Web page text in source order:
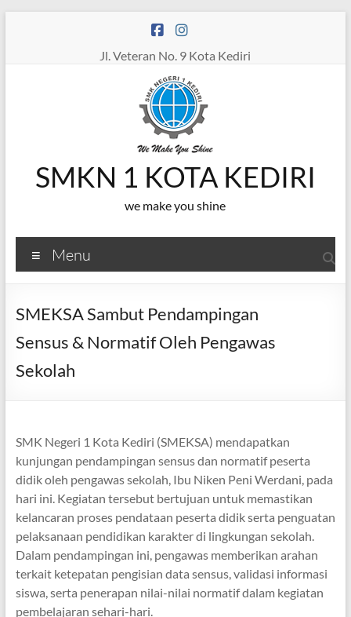
Jl. Veteran No. 9 Kota Kediri
SMKN 1 KOTA KEDIRI
we make you shine
Menu
SMEKSA Sambut Pendampingan
Sensus & Normatif Oleh Pengawas
Sekolah
SMK Negeri 1 Kota Kediri (SMEKSA) mendapatkan
kunjungan pendampingan sensus dan normatif peserta
didik oleh pengawas sekolah, Ibu Niken Peni Werdani, pada
hari ini. Kegiatan tersebut bertujuan untuk memastikan
kelancaran proses pendataan peserta didik serta penguatan
pelaksanaan pendidikan karakter di lingkungan sekolah.
Dalam pendampingan ini, pengawas memberikan arahan
terkait ketepatan pengisian data sensus, validasi informasi
siswa, serta penerapan nilai-nilai normatif dalam kegiatan
pembelajaran sehari-hari.